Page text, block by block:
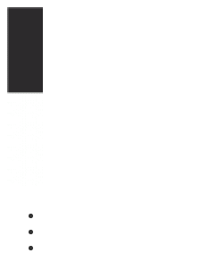
Перейти
содержимому